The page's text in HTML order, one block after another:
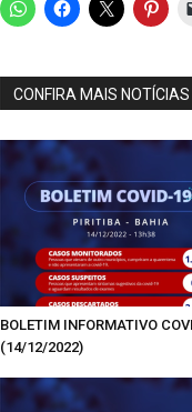
CONFIRA MAIS
BOLETIM INFORMATIVO
(14/12/2022)